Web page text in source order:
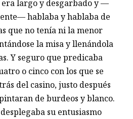
largo y desgarbado y —
hablaba y hablaba de
que no tenía ni la menor
la misa y llenándola
Y seguro que predicaba
o cinco con los que se
del casino, justo después
de burdeos y blanco.
su entusiasmo